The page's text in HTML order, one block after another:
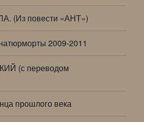
(Из повести «АНТ»)
2009-2011
(с переводом
прошлого века